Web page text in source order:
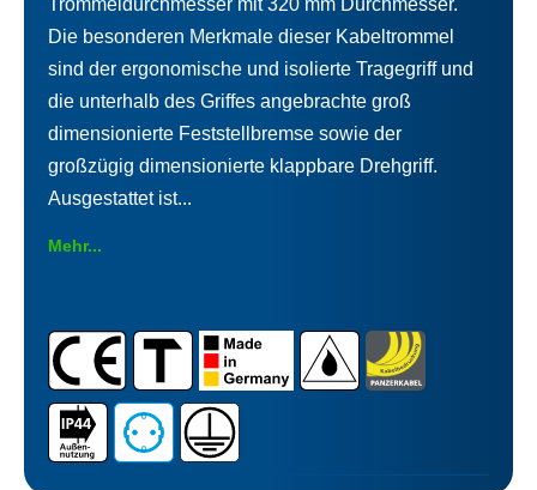
Die besonderen Merkmale dieser Kabeltrommel
sind der ergonomische und isolierte Tragegriff und
die unterhalb des Griffes angebrachte groß
dimensionierte Feststellbremse sowie der
großzügig dimensionierte klappbare Drehgriff.
Ausgestattet ist...
Mehr...